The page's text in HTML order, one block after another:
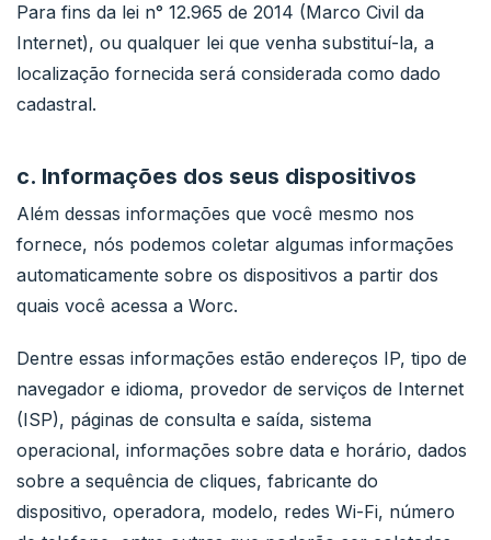
Para fins da lei n° 12.965 de 2014 (Marco Civil da
Internet), ou qualquer lei que venha substituí-la, a
localização fornecida será considerada como dado
cadastral.
c. Informações dos seus dispositivos
Além dessas informações que você mesmo nos
fornece, nós podemos coletar algumas informações
automaticamente sobre os dispositivos a partir dos
quais você acessa a Worc.
Dentre essas informações estão endereços IP, tipo de
navegador e idioma, provedor de serviços de Internet
(ISP), páginas de consulta e saída, sistema
operacional, informações sobre data e horário, dados
sobre a sequência de cliques, fabricante do
dispositivo, operadora, modelo, redes Wi-Fi, número